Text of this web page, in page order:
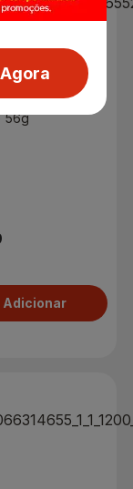
Misto
56g
Adicionar